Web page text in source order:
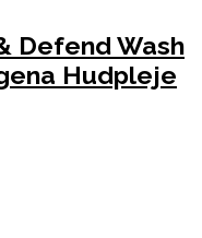
Defend Wash
Hudpleje